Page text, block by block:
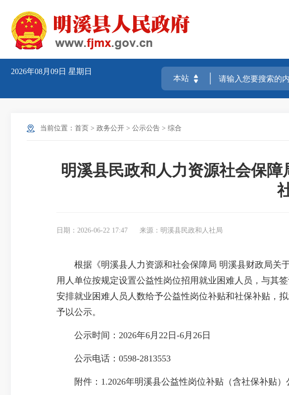
2026年08月09日 星期日
当前位置： 首页 > 政务公开 > 公示公告 > 综合
明溪县民政和人力资源社会保
日期：2026-06-22 17:47 来源：明溪县民政和人社局
根据《明溪县人力资源和社会保障局 明溪县财政局关于
用人单位按规定设置公益性岗位招用就业困难人员，与其
安排就业困难人员人数给予公益性岗位补贴和社保补贴，
予以公示。
公示时间：2026年6月22日-6月26日
公示电话：0598-2813553
附件：1.2026年明溪县公益性岗位补贴（含社保补贴）